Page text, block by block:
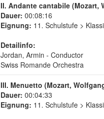
II. Andante cantabile (Mozart,
Dauer: 00:08:16
Eignung: 11. Schulstufe >
Detailinfo:
Jordan, Armin - Conductor
Swiss Romande Orchestra
III. Menuetto (Mozart,
Dauer: 00:04:33
Eignung: 11. Schulstufe >